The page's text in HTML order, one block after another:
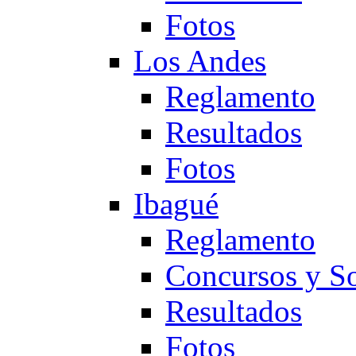
Fotos
Los Andes
Reglamento
Resultados
Fotos
Ibagué
Reglamento
Concursos y
Resultados
Fotos